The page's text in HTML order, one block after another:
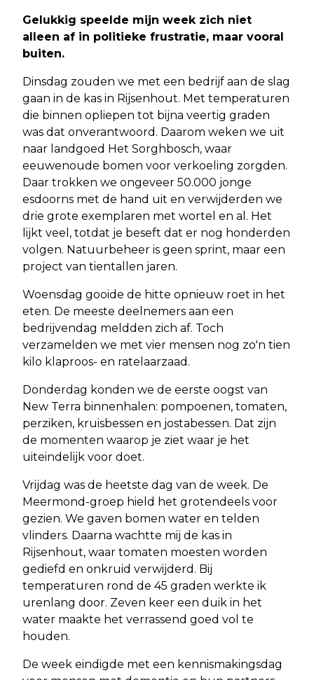
Gelukkig speelde mijn week zich niet
alleen af in politieke frustratie, maar vooral
buiten.
Dinsdag zouden we met een bedrijf aan de slag
gaan in de kas in Rijsenhout. Met temperaturen
die binnen opliepen tot bijna veertig graden
was dat onverantwoord. Daarom weken we uit
naar landgoed Het Sorghbosch, waar
eeuwenoude bomen voor verkoeling zorgden.
Daar trokken we ongeveer 50.000 jonge
esdoorns met de hand uit en verwijderden we
drie grote exemplaren met wortel en al. Het
lijkt veel, totdat je beseft dat er nog honderden
volgen. Natuurbeheer is geen sprint, maar een
project van tientallen jaren.
Woensdag gooide de hitte opnieuw roet in het
eten. De meeste deelnemers aan een
bedrijvendag meldden zich af. Toch
verzamelden we met vier mensen nog zo'n tien
kilo klaproos- en ratelaarzaad.
Donderdag konden we de eerste oogst van
New Terra binnenhalen: pompoenen, tomaten,
perziken, kruisbessen en jostabessen. Dat zijn
de momenten waarop je ziet waar je het
uiteindelijk voor doet.
Vrijdag was de heetste dag van de week. De
Meermond-groep hield het grotendeels voor
gezien. We gaven bomen water en telden
vlinders. Daarna wachtte mij de kas in
Rijsenhout, waar tomaten moesten worden
gediefd en onkruid verwijderd. Bij
temperaturen rond de 45 graden werkte ik
urenlang door. Zeven keer een duik in het
water maakte het verrassend goed vol te
houden.
De week eindigde met een kennismakingsdag